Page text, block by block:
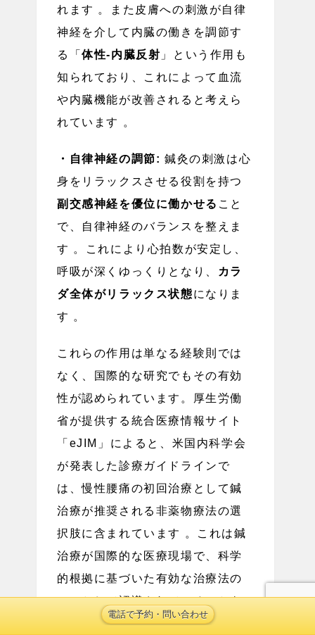
れます 。また皮膚への刺激が自律
神経を介して内臓の働きを調節す
る「体性-内臓反射 」という作用も
知られており、これによって血流
や内臓機能が改善されると考えら
れています 。
・自律神経の調節: 鍼灸の刺激は心
身をリラックスさせる役割を持つ
副交感神経を優位に働かせる こと
で、自律神経のバランスを整えま
す 。これにより心拍数が安定し、
呼吸が深くゆっくりとなり、
カラ
ダ全体がリラックス状態になりま
す 。
これらの作用は単なる経験則では
なく、国際的な研究でもその有効
性が認められています。厚生労働
省が提供する統合医療情報サイト
「eJIM」によると、米国内科学会
が発表した診療ガイドラインで
は、慢性腰痛の初回治療として鍼
治療が推奨される非薬物療法の選
択肢に含まれています 。これは鍼
治療が国際的な医療現場で、科学
的根拠に基づいた有効な治療法の
一つとして認識されていることを
示しています。（統合医療情報サ
電話で予約・問い合わせ